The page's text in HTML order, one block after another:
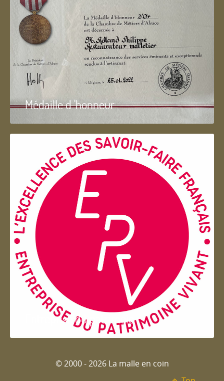
Médaille d 'honneur
Entreprise du patrimoie
© 2000 - 2026 La malle en coin